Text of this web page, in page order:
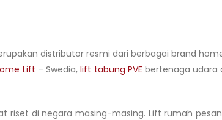
distributor resmi dari berbagai brand
Lift – Swedia,lift tabung PVE bertenaga udara
di negara masing-masing. Lift rumah